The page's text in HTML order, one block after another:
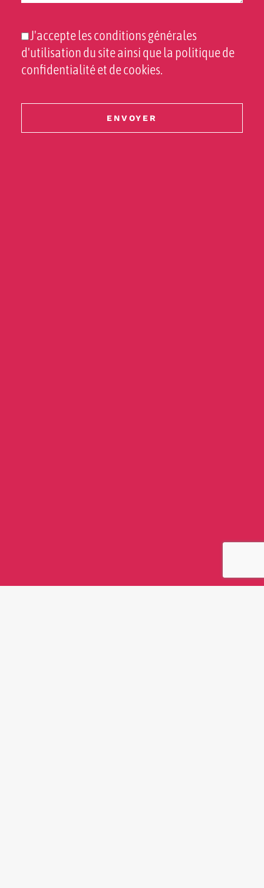
J'accepte les conditions générales
d'utilisation du site ainsi que la politique de
confidentialité et de cookies.
ENVOYER